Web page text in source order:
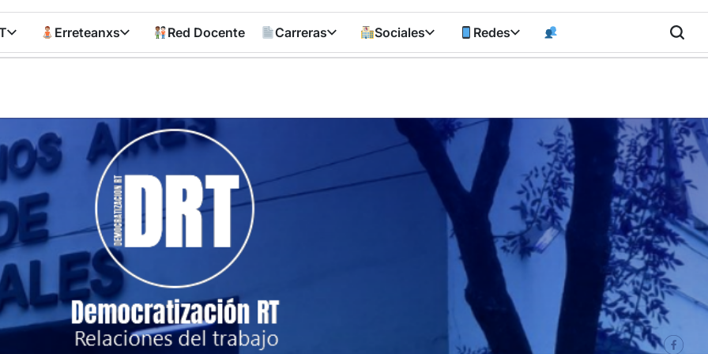
Erreteanxs Red Docente Carreras Sociales Redes
RT